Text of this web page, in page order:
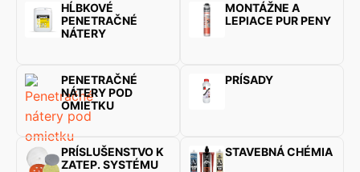
HĹBKOVÉ
PENETRAČNÉ
NÁTERY
MONTÁŽNE A
LEPIACE PUR PENY
PENETRAČNÉ
NÁTERY POD
OMIETKU
PRÍSADY
PRÍSLUŠENSTVO K
ZATEP. SYSTÉMU
STAVEBNÁ CHÉMIA